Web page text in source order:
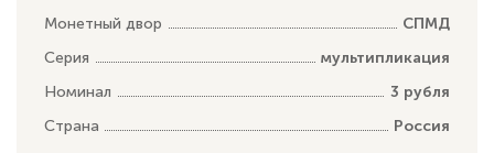
Монетный двор
СПМД
Серия
мультипликация
Номинал
3 рубля
Страна
Россия